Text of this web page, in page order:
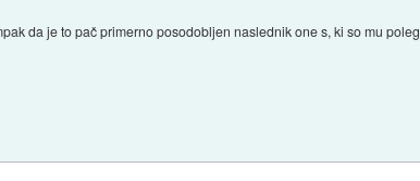
da je to pač primerno posodobljen naslednik one s, ki so mu poleg